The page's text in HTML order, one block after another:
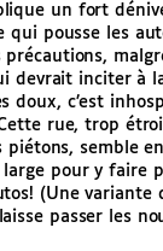
un fort
qui pousse les
précautions,
devrait inciter à
doux, c’est
rue, trop
piétons, semble
pour y faire
(Une variante
passer les